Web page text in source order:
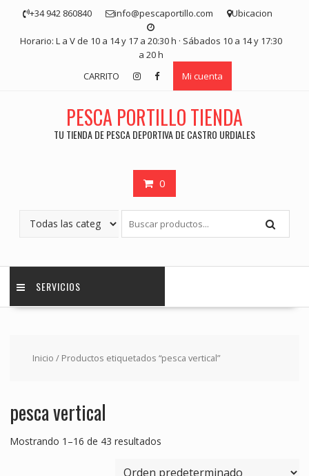
contenido
+34 942 860840 info@pescaportillo.com Ubicacion
Horario: L a V de 10 a 14 y 17 a 20:30 h · Sábados 10 a 14 y 17:30
a 20 h
CARRITO
Mi cuenta
PESCA PORTILLO TIENDA
TU TIENDA DE PESCA DEPORTIVA DE CASTRO URDIALES
0
SERVICIOS
Inicio / Productos etiquetados “pesca vertical”
pesca vertical
Mostrando 1–16 de 43 resultados